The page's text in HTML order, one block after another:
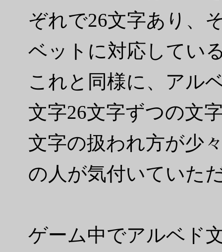
ぞれで26文字あり、
ベットに対応してい
これと同様に、アル
文字26文字ずつの文
文字の扱われ方が少
の人が気付いていた
ゲーム中でアルベド